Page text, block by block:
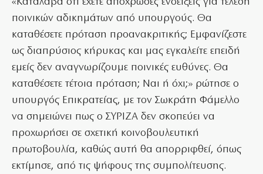
ποινικών αδικημάτων από υπουργούς. Θα
καταθέσετε πρόταση προανακριτικής; Εμφανίζεστε
ως διαπρύσιος κήρυκας και μας εγκαλείτε επειδή
εμείς δεν αναγνωρίζουμε ποινικές ευθύνες. Θα
καταθέσετε τέτοια πρόταση; Ναι ή όχι;» ρώτησε ο
υπουργός Επικρατείας, με τον Σωκράτη Φάμελλο
να σημειώνει πως ο ΣΥΡΙΖΑ δεν σκοπεύει να
προχωρήσει σε σχετική κοινοβουλευτική
πρωτοβουλία, καθώς αυτή θα απορριφθεί, όπως
εκτίμησε, από τις ψήφους της συμπολίτευσης.